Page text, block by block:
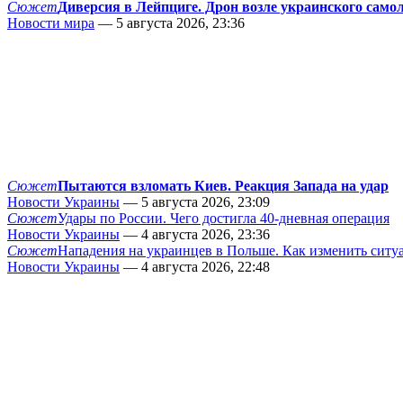
СюжетДиверсия в Лейпциге. Дрон возле украинского
Новости мира — 5 августа 2026, 23:36
СюжетПытаются взломать Киев. Реакция Запада на удар
Новости Украины — 5 августа 2026, 23:09
СюжетУдары по России. Чего достигла 40-дневная операция
Новости Украины — 4 августа 2026, 23:36
СюжетНападения на украинцев в Польше. Как изменить
Новости Украины — 4 августа 2026, 22:48